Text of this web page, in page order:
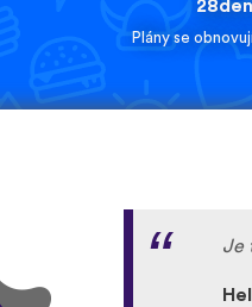
Plány se
Je